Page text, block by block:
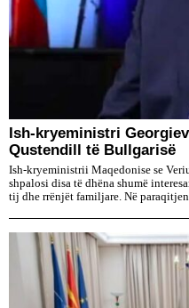
Ish-kryeministri
Qustendill të Bullgarisë
Ish-kryeministrii Maqedonise se
shpalosi disa të dhëna shumë
tij dhe rrënjët familjare. Në